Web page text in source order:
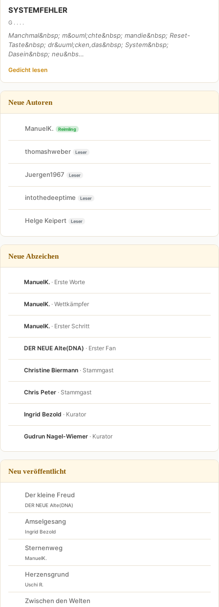
SYSTEMFEHLER
G . . . .
Manchmal&nbsp; m&ouml;chte&nbsp; mandie&nbsp; Reset-
Taste&nbsp; dr&uuml;cken,das&nbsp; System&nbsp;
Dasein&nbsp; neu&nbs…
Gedicht lesen
Neue Autoren
ManuelK. Reimling
thomashweber Leser
Juergen1967 Leser
intothedeeptime Leser
Helge Keipert Leser
Neue Abzeichen
ManuelK. · Erste Worte
ManuelK. · Wettkämpfer
ManuelK. · Erster Schritt
DER NEUE Alte(DNA) · Erster Fan
Christine Biermann · Stammgast
Chris Peter · Stammgast
Ingrid Bezold · Kurator
Gudrun Nagel-Wiemer · Kurator
Neu veröffentlicht
Der kleine Freud
DER NEUE Alte(DNA)
Amselgesang
Ingrid Bezold
Sternenweg
ManuelK.
Herzensgrund
Uschi R.
Zwischen den Welten